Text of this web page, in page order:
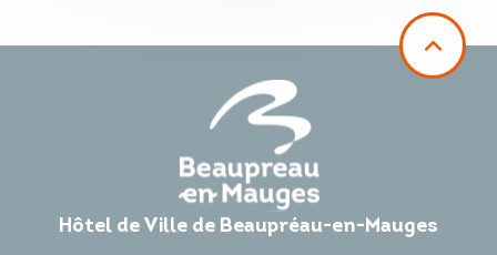
Hôtel de Ville de Beaupréau-en-Mauges